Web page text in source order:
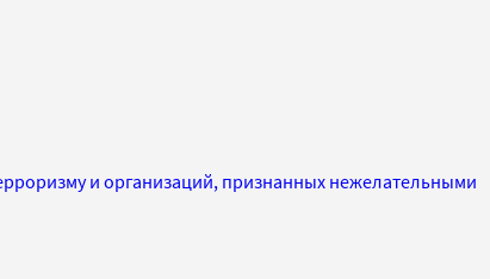
и организаций, признанных нежелательными